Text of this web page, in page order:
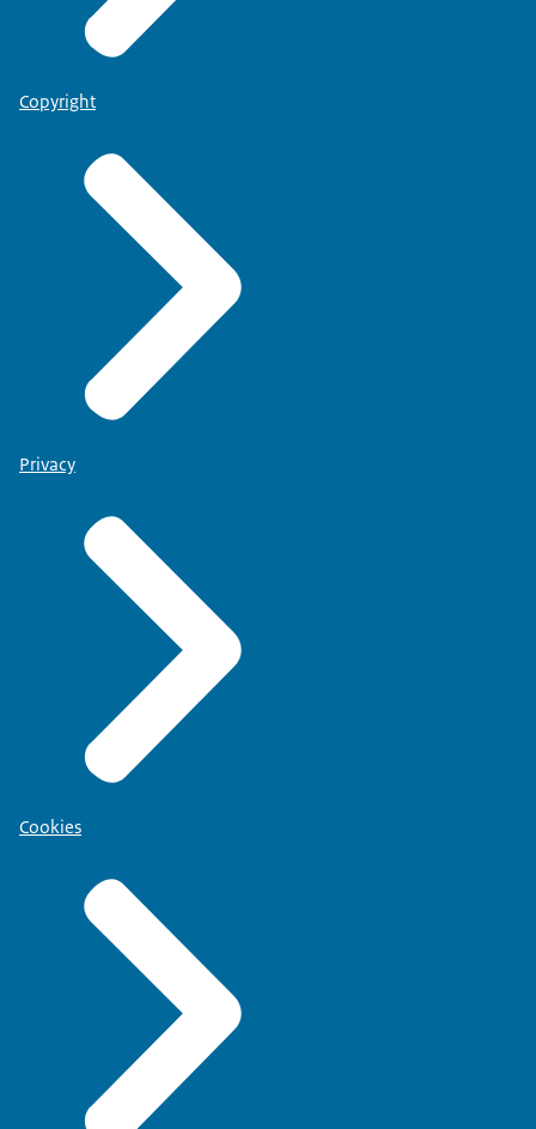
Copyright
Privacy
Cookies